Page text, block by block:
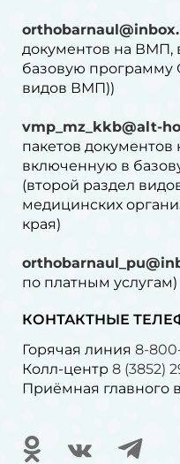
документов на ВМП,
базовую
видов ВМП))
vmp_mz_kkb@alt-
пакетов
включенную в
(второй раздел
медицинских
края)
по платным услугам)⁠
КОНТАКТНЫЕ
Горячая линия 8-
Колл-центр 8 (3852)
Приёмная главного